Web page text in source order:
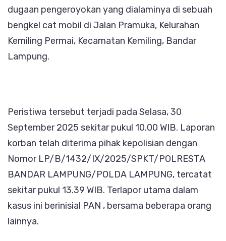
dugaan pengeroyokan yang dialaminya di sebuah
bengkel cat mobil di Jalan Pramuka, Kelurahan
Kemiling Permai, Kecamatan Kemiling, Bandar
Lampung.
Peristiwa tersebut terjadi pada Selasa, 30
September 2025 sekitar pukul 10.00 WIB. Laporan
korban telah diterima pihak kepolisian dengan
Nomor LP/B/1432/IX/2025/SPKT/POLRESTA
BANDAR LAMPUNG/POLDA LAMPUNG, tercatat
sekitar pukul 13.39 WIB. Terlapor utama dalam
kasus ini berinisial PAN , bersama beberapa orang
lainnya.